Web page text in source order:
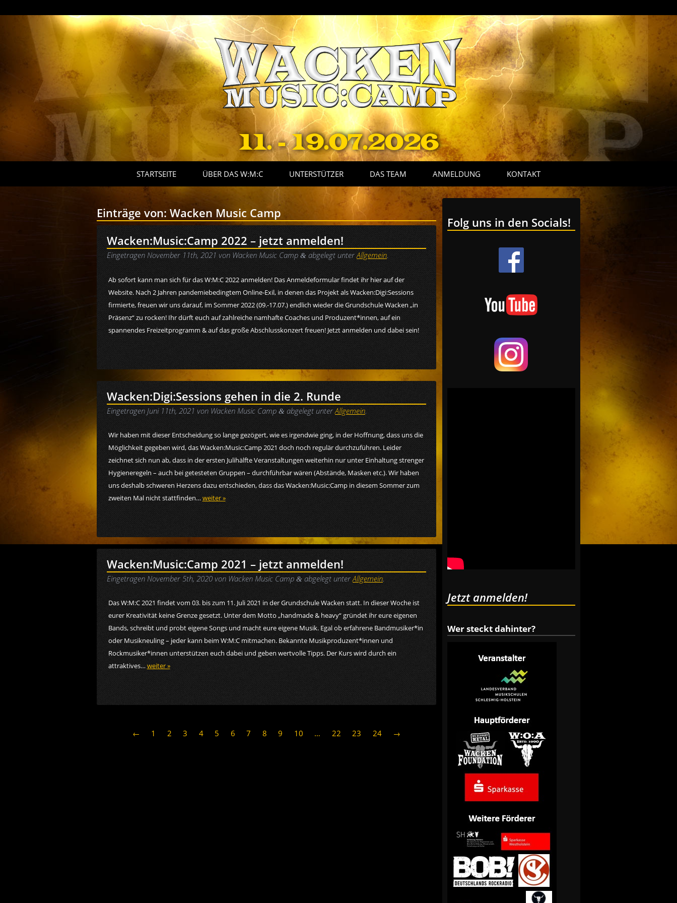
11. - 19.07.2026
STARTSEITE ÜBER DAS W:M:C UNTERSTÜTZER DAS TEAM ANMELDUNG KONTAKT
Einträge von: Wacken Music Camp
Wacken:Music:Camp 2022 – jetzt anmelden!
Eingetragen November 11th, 2021 von Wacken Music Camp & abgelegt unterAllgemein.
Ab sofort kann man sich für das W:M:C 2022 anmelden! Das Anmeldeformular findet ihr hier auf der
Website. Nach 2 Jahren pandemiebedingtem Online-Exil, in denen das Projekt als Wacken:Digi:Sessions
firmierte, freuen wir uns darauf, im Sommer 2022 (09.-17.07.) endlich wieder die Grundschule Wacken „in
Präsenz“ zu rocken! Ihr dürft euch auf zahlreiche namhafte Coaches und Produzent*innen, auf ein
spannendes Freizeitprogramm & auf das große Abschlusskonzert freuen! Jetzt anmelden und dabei sein!
Wacken:Digi:Sessions gehen in die 2. Runde
Eingetragen Juni 11th, 2021 von Wacken Music Camp & abgelegt unter Allgemein.
Wir haben mit dieser Entscheidung so lange gezögert, wie es irgendwie ging, in der Hoffnung, dass uns die
Möglichkeit gegeben wird, das Wacken:Music:Camp 2021 doch noch regulär durchzuführen. Leider
zeichnet sich nun ab, dass in der ersten Julihälfte Veranstaltungen weiterhin nur unter Einhaltung strenger
Hygieneregeln – auch bei getesteten Gruppen – durchführbar wären (Abstände, Masken etc.). Wir haben
uns deshalb schweren Herzens dazu entschieden, dass das Wacken:Music:Camp in diesem Sommer zum
zweiten Mal nicht stattfinden…weiter »
Wacken:Music:Camp 2021 – jetzt anmelden!
Eingetragen November 5th, 2020 von Wacken Music Camp & abgelegt unterAllgemein.
Das W:M:C 2021 findet vom 03. bis zum 11. Juli 2021 in der Grundschule Wacken statt. In dieser Woche ist
eurer Kreativität keine Grenze gesetzt. Unter dem Motto „handmade & heavy“ gründet ihr eure eigenen
Bands, schreibt und probt eigene Songs und macht eure eigene Musik. Egal ob erfahrene Bandmusiker*in
oder Musikneuling – jeder kann beim W:M:C mitmachen. Bekannte Musikproduzent*innen und
Rockmusiker*innen unterstützen euch dabei und geben wertvolle Tipps. Der Kurs wird durch ein
attraktives…weiter »
← 1 2 3 4 5 6 7 8 9 10 … 22 23 24 →
Folg uns in den Socials!
Jetzt anmelden!
Wer steckt dahinter?